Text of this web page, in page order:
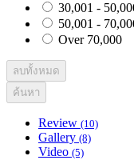
30,001 -
50,001 -
Over 70,000
ลบทั้งหมด
ค้นหา
Review (10)
Gallery (8)
Video (5)